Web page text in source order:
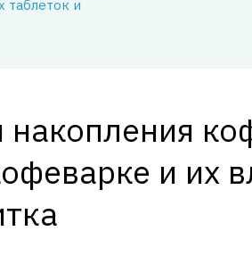
таблеток и
накопления
и их